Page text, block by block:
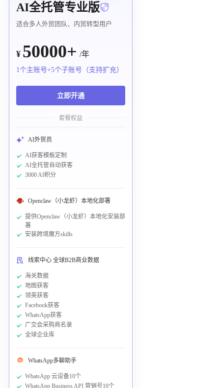
AI全托管专业版
适合多人外贸团队、内贸转型用户
¥ 50000+ /年
1个主账号+5个子账号（支持扩充）
立即开通
套餐权益
AI外贸员
AI获客模板定制
AI全托管自动获客
3000 AI积分
Openclaw（小龙虾）本地化部署
提供Openclaw（小龙虾）本地化安装部
署
安装跨境魔方skills
线索中心 全球B2B商业数据
海关数据
地图获客
领英获客
Facebook获客
WhatsApp获客
广交会采购商名录
全球企业库
WhatsApp多聊助手
WhatsApp 云设备10个
WhatsApp Business API 营销号10个